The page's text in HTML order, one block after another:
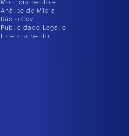
Monitoramento e
Análise de Mídia
Rádio Gov
Publicidade Legal e
Licenciamento